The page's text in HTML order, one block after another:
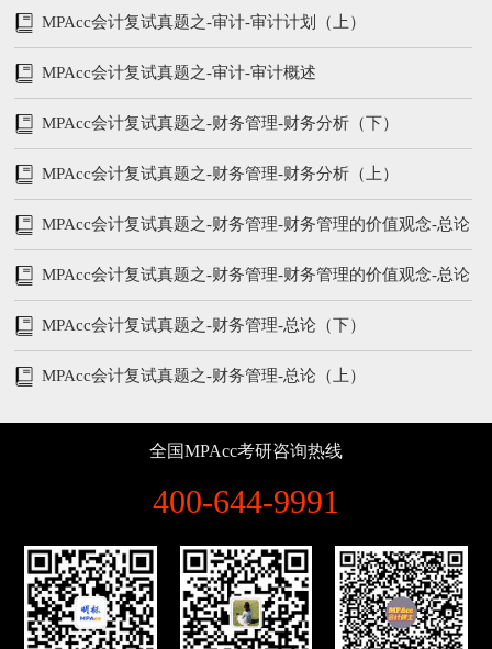
MPAcc会计复试真题之-审计-审计计划（上）
MPAcc会计复试真题之-审计-审计概述
MPAcc会计复试真题之-财务管理-财务分析（下）
MPAcc会计复试真题之-财务管理-财务分析（上）
MPAcc会计复试真题之-财务管理-财务管理的价值观念-总论
（下）
MPAcc会计复试真题之-财务管理-财务管理的价值观念-总论
（上）
MPAcc会计复试真题之-财务管理-总论（下）
MPAcc会计复试真题之-财务管理-总论（上）
全国MPAcc考研咨询热线
400-644-9991